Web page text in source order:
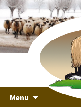
recreeren in
Menu